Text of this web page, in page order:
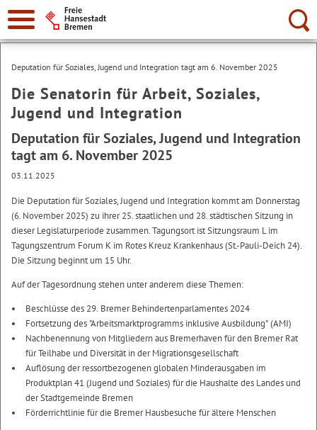
Suche:
Deputation für Soziales, Jugend und Integration tagt am 6. November 2025
Die Senatorin für Arbeit, Soziales,
Jugend und Integration
Deputation für Soziales, Jugend und Integration
tagt am 6. November 2025
03.11.2025
Die Deputation für Soziales, Jugend und Integration kommt am Donnerstag
(6. November 2025) zu ihrer 25. staatlichen und 28. städtischen Sitzung in
dieser Legislaturperiode zusammen. Tagungsort ist Sitzungsraum L im
Tagungszentrum Forum K im Rotes Kreuz Krankenhaus (St.-Pauli-Deich 24).
Die Sitzung beginnt um 15 Uhr.
Auf der Tagesordnung stehen unter anderem diese Themen:
Beschlüsse des 29. Bremer Behindertenparlamentes 2024
Fortsetzung des "Arbeitsmarktprogramms inklusive Ausbildung" (AMI)
Nachbenennung von Mitgliedern aus Bremerhaven für den Bremer Rat
für Teilhabe und Diversität in der Migrationsgesellschaft
Auflösung der ressortbezogenen globalen Minderausgaben im
Produktplan 41 (Jugend und Soziales) für die Haushalte des Landes und
der Stadtgemeinde Bremen
Förderrichtlinie für die Bremer Hausbesuche für ältere Menschen